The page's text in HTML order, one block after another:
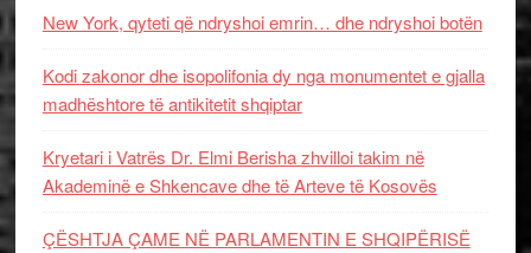
New York, qyteti që ndryshoi emrin… dhe ndryshoi botën
Kodi zakonor dhe isopolifonia dy nga monumentet e gjalla
madhështore të antikitetit shqiptar
Kryetari i Vatrës Dr. Elmi Berisha zhvilloi takim në
Akademinë e Shkencave dhe të Arteve të Kosovës
ÇËSHTJA ÇAME NË PARLAMENTIN E SHQIPËRISË